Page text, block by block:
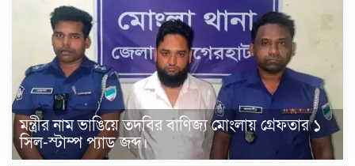
মন্ত্রীর নাম ভাঙিয়ে তদবির বাণিজ্য মোংলায় গ্রেফতার ১
সিল-স্টাম্প প্যাড জব্দ।